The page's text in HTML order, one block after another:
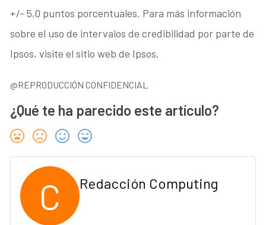
+/- 5,0 puntos porcentuales. Para más información
sobre el uso de intervalos de credibilidad por parte de
Ipsos, visite el sitio web de Ipsos.
@REPRODUCCIÓN CONFIDENCIAL
¿Qué te ha parecido este artículo?
C Redacción Computing